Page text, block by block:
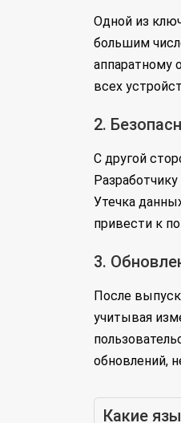
Одной из
большим
аппаратному
всех
2.
С другой
Утечка
привести к
3.
После
учитывая
обновлений,
Какие